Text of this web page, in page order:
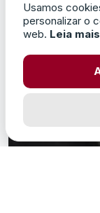
Usamos
personalizar o
web. Leia